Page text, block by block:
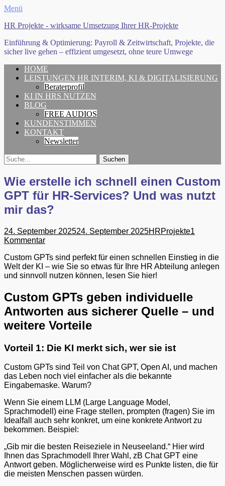
Menü
HR Projekte - wirksame Umsetzung Ihrer HR-Projekte
Einführung & Optimierung: Payroll & Zeitwirtschaft, Projekte, die
sicher live gehen – effizient umgesetzt, ohne teure Umwege
Erstes
Menü
Zum
Inhalt:
HOME
LEISTUNGEN HR INTERIM, KI & DIGITALISIERUNG
Beraterprofil
KI IN HRS NUTZEN
BLOG
FREE AUDIOS
KUNDENSTIMMEN
KONTAKT
Newsletter
Search
Suche
für:
Wie erstelle ich schnell einen Custom
GPT für HR-Services? Und was nutzt
mir das?
Gepostet
am
24. September 202524. September 2025Autor
HRProjekte1
Kommentar
Custom GPTs sind perfekt für einen schnellen Einstieg in die
Welt der KI – wie Sie so etwas für Ihre HR Abteilung anlegen
und sinnvoll nutzen können, lesen Sie hier!
Custom GPTs geben individuelle
Antworten aus sicherer Quelle – und
weitere Vorteile
Vorteil 1: Die KI merkt sich, wer sie ist
Custom GPTs sind Teil von Chat GPT, Open AI, und machen
das Leben noch viel einfacher als die bekannte
Eingabemaske. Warum?
Wenn Sie einem LLM (Large Language Model,
Sprachmodell) eine Frage stellen, prompten (fragen) Sie im
Idealfall auch sehr konkret, um eine konkrete Antwort zu
bekommen. Beispiel:
„Gib mir die besten Reiseziele in Neuseeland.“ Hier wird
Ihnen das Sprachmodell Ihrer Wahl, zB Chat GPT eine
Antwort geben. Möglicherweise wird es Punkte listen, die für
die meisten Menschen passen würden.